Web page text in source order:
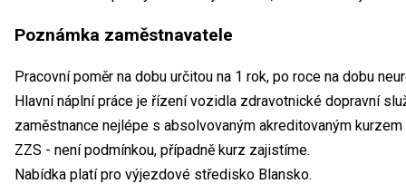
Poznámka zaměstnavatele
Pracovní poměr na dobu určitou na 1 rok, po roce na dobu
Hlavní náplní práce je řízení vozidla zdravotnické dopravní
zaměstnance nejlépe s absolvovaným akreditovaným
ZZS - není podmínkou, případně kurz zajistíme.
Nabídka platí pro výjezdové středisko Blansko.